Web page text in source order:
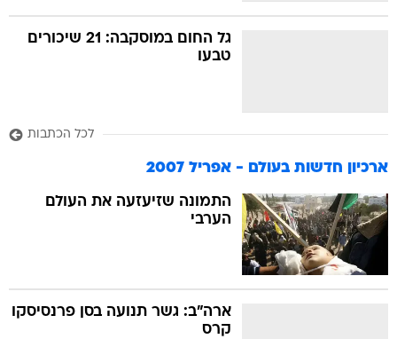
גל החום במוסקבה: 21 שיכורים
טבעו
לכל הכתבות
ארכיון חדשות בעולם - אפריל 2007
התמונה שזיעזעה את העולם
הערבי
ארה"ב: גשר תנועה בסן פרנסיסקו
קרס